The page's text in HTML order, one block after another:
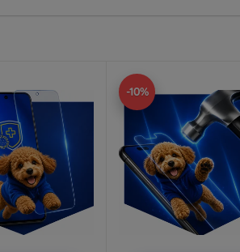
-10%